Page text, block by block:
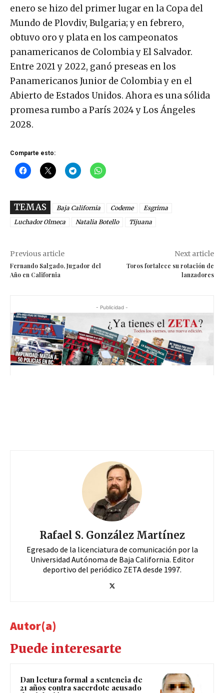
enero se hizo del primer lugar en la Copa del
Mundo de Plovdiv, Bulgaria; y en febrero,
obtuvo oro y plata en los campeonatos
panamericanos de Colombia y El Salvador.
Entre 2021 y 2022, ganó preseas en los
Panamericanos Junior de Colombia y en el
Abierto de Estados Unidos. Ahora es una sólida
promesa rumbo a París 2024 y Los Ángeles
2028.
Comparte esto:
TEMAS Baja California Codeme
Esgrima
Luchador Olmeca
Natalia Botello Tijuana
Previous article
Fernando Salgado, Jugador del
Año en California
Next article
Toros fortalece su rotación de
lanzadores
- Publicidad -
Rafael S. González Martínez
Egresado de la licenciatura de comunicación por la
Universidad Autónoma de Baja California. Editor
deportivo del periódico ZETA desde 1997.
Autor(a)
Puede interesarte
Dan lectura formal a sentencia de
21 años contra sacerdote acusado